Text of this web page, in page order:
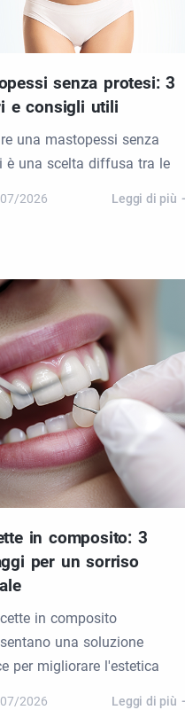
senza protesi: 3
e consigli utili
una mastopessi senza
è una scelta diffusa tra le
2026 Leggi di più
in composito: 3
per un sorriso
in composito
una soluzione
per migliorare l'estetica
2026 Leggi di più